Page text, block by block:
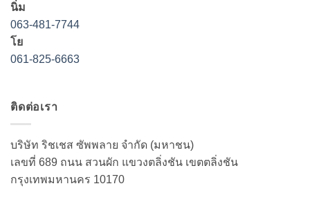
นิ่ม
063-481-7744
โย
061-825-6663
ติดต่อเรา
บริษัท ริชเชส ซัพพลาย จำกัด (มหาชน)
เลขที่ 689 ถนน สวนผัก แขวงตลิ่งชัน เขตตลิ่งชัน
กรุงเทพมหานคร 10170